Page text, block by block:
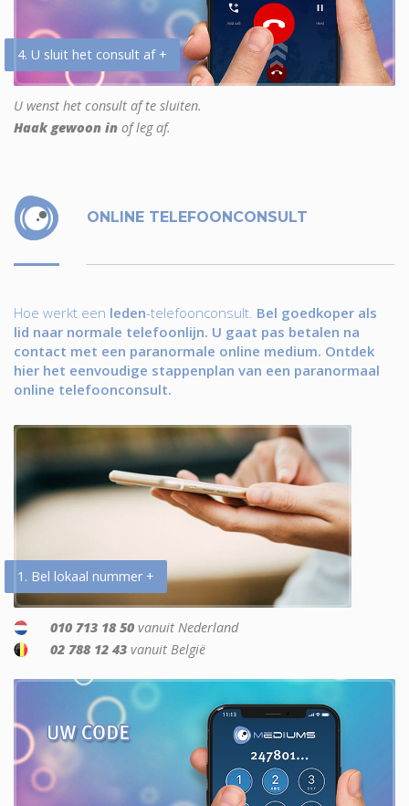
4. U sluit het consult af +
U wenst het consult af te sluiten.
Haak gewoon in of leg af.
ONLINE TELEFOONCONSULT
Hoe werkt een leden-telefoonconsult. Bel goedkoper als
lid naar normale telefoonlijn. U gaat pas betalen na
contact met een paranormale online medium. Ontdek
hier het eenvoudige stappenplan van een paranormaal
online telefoonconsult.
1. Bel lokaal nummer +
010 713 18 50 vanuit Nederland
02 788 12 43 vanuit België